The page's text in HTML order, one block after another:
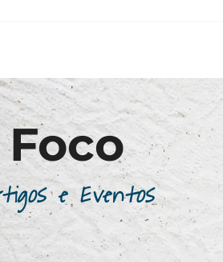
e Eventos